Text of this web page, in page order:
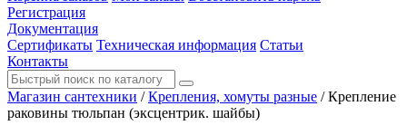
Регистрация
Документация
Сертификаты Техническая информация Статьи
Контакты
Магазин сантехники / Крепления, хомуты разные / Крепление
раковины тюльпан (эксцентрик. шайбы)